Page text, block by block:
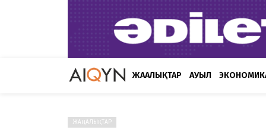
ЖАҢАЛЫҚТАР АУЫЛ
ЖАҢАЛЫҚТАР